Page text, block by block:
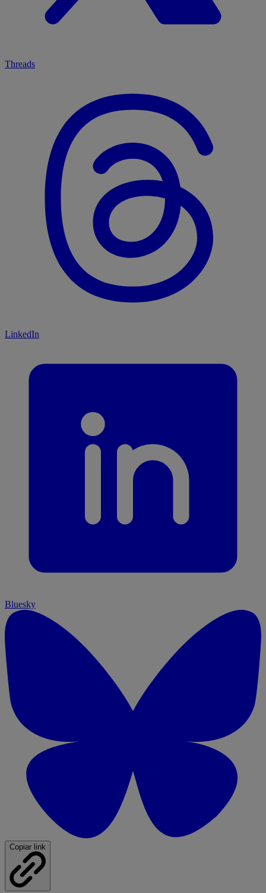
Threads
LinkedIn
Bluesky
Copiar link